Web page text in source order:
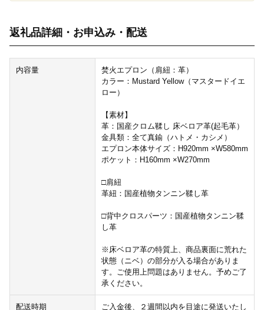
返礼品詳細・お申込み・配送
内容量
焚火エプロン（肩紐：革）
カラー：Mustard Yellow（マスタードイエ
ロー）
【素材】
革：国産クロム鞣し 床ベロア革(起毛革）
金具類：全て真鍮（ハトメ・カシメ）
エプロン本体サイズ：H920mm ×W580mm
ポケット：H160mm ×W270mm
□肩紐
革紐：国産植物タンニン鞣し革
□背中クロスパーツ：国産植物タンニン鞣
し革
※床ベロア革の特質上、商品裏面に荒れた
状態（ニベ）の部分が入る場合がありま
す。ご使用上問題はありません。予めご了
承ください。
配送時期 ご入金後、２週間以内を目途に発送いたし